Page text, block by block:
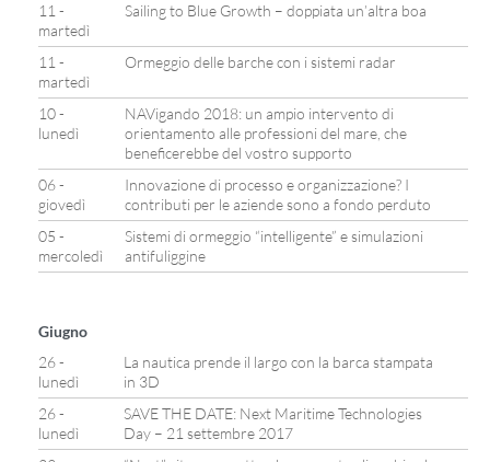
11 -
martedì
Sailing to Blue Growth – doppiata un’altra boa
11 -
martedì
Ormeggio delle barche con i sistemi radar
10 -
lunedì
NAVigando 2018: un ampio intervento di
orientamento alle professioni del mare, che
beneficerebbe del vostro supporto
06 -
giovedì
Innovazione di processo e organizzazione? I
contributi per le aziende sono a fondo perduto
05 -
mercoledì
Sistemi di ormeggio “intelligente” e simulazioni
antifuliggine
Giugno
26 -
lunedì
La nautica prende il largo con la barca stampata
in 3D
26 -
lunedì
SAVE THE DATE: Next Maritime Technologies
Day – 21 settembre 2017